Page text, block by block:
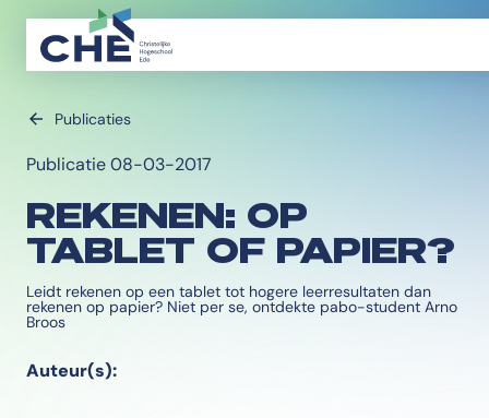
Publicaties
Publicatie 08-03-2017
REKENEN: OP
TABLET OF PAPIER?
Leidt rekenen op een tablet tot hogere leerresultaten dan
rekenen op papier? Niet per se, ontdekte pabo-student Arno
Broos
Auteur(s):